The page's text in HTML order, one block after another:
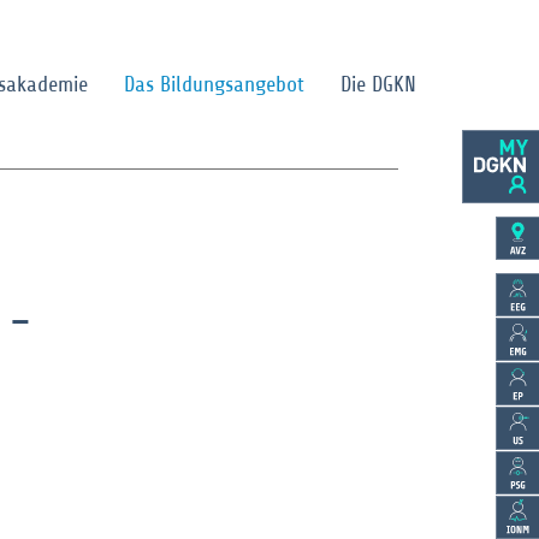
Das Bildungsangebot Die DGKN
-